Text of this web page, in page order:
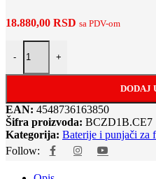
18.880,00 RSD sa PDV-om
-
Sony BC-ZD1 (dupli punjač za
+
DODAJ
EAN: 4548736163850
Šifra proizvoda: BCZD1B.CE7
Kategorija: Baterije i punjači za
Follow: